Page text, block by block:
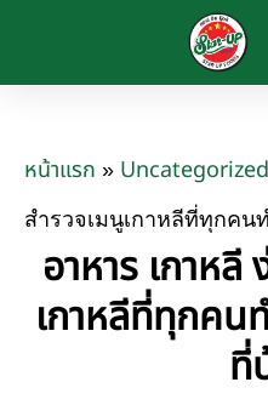
หน้าแรก » Uncategorized
สำรวจเมนูเกาหลีที่ทุกค
อาหาร เกาหลี
เกาหลีที่ทุกคน
ที่